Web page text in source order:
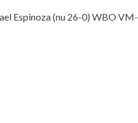
Espinoza (nu 26-0) WBO